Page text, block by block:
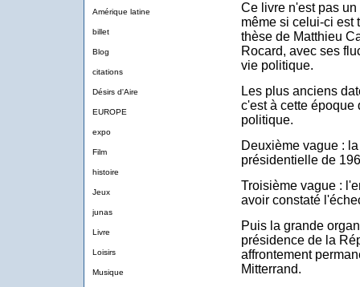
Amérique latine
billet
Blog
citations
Désirs d'Aire
EUROPE
expo
Film
histoire
Jeux
junas
Livre
Loisirs
Musique
Ce livre n'est pas
même si celui-ci est
thèse de Matthieu
Rocard, avec ses
vie politique.
Les plus anciens
c'est à cette époque
politique.
Deuxième vague :
présidentielle de
Troisième vague :
avoir constaté
Puis la grande
présidence de la
affrontement
Mitterrand.